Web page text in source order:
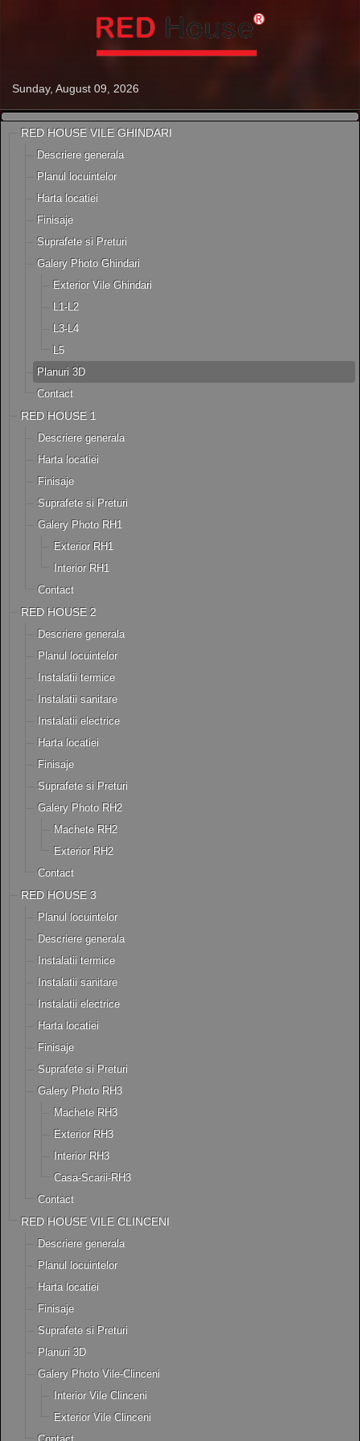
Sunday, August 09, 2026
RED HOUSE VILE GHINDARI
Descriere generala
Planul locuintelor
Harta locatiei
Finisaje
Suprafete si Preturi
Galery Photo Ghindari
Exterior Vile Ghindari
L1-L2
L3-L4
L5
Planuri 3D
Contact
RED HOUSE 1
Descriere generala
Harta locatiei
Finisaje
Suprafete si Preturi
Galery Photo RH1
Exterior RH1
Interior RH1
Contact
RED HOUSE 2
Descriere generala
Planul locuintelor
Instalatii termice
Instalatii sanitare
Instalatii electrice
Harta locatiei
Finisaje
Suprafete si Preturi
Galery Photo RH2
Machete RH2
Exterior RH2
Contact
RED HOUSE 3
Planul locuintelor
Descriere generala
Instalatii termice
Instalatii sanitare
Instalatii electrice
Harta locatiei
Finisaje
Suprafete si Preturi
Galery Photo RH3
Machete RH3
Exterior RH3
Interior RH3
Casa-Scarii-RH3
Contact
RED HOUSE VILE CLINCENI
Descriere generala
Planul locuintelor
Harta locatiei
Finisaje
Suprafete si Preturi
Planuri 3D
Galery Photo Vile-Clinceni
Interior Vile Clinceni
Exterior Vile Clinceni